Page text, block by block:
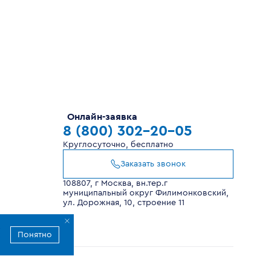
Понятно
Онлайн-заявка
8 (800) 302-20-05
Круглосуточно, бесплатно
Заказать звонок
108807, г Москва, вн.тер.г
муниципальный округ Филимонковский,
ул. Дорожная, 10, строение 11